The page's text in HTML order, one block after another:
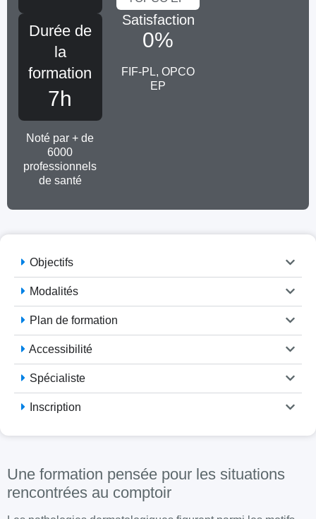
Durée de
la
formation
7h
Noté par + de
6000
professionnels
de santé
Satisfaction
0%
FIF-PL, OPCO
EP
Objectifs
Modalités
Plan de formation
Accessibilité
Spécialiste
Inscription
Une formation pensée pour les situations
rencontrées au comptoir